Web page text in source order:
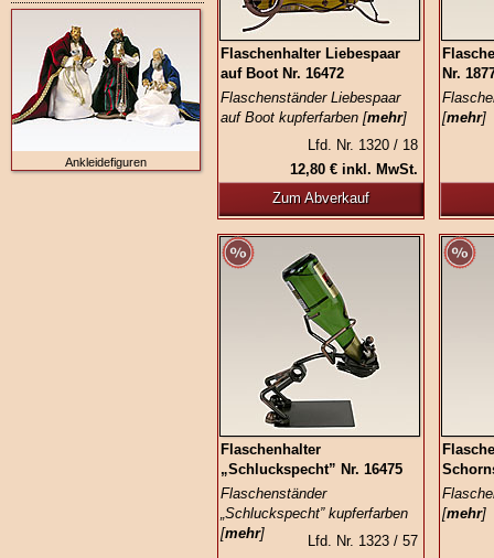
Ankleidefiguren
Flaschenhalter Liebespaar
auf Boot Nr. 16472
Flaschenständer Liebespaar
auf Boot kupferfarben [mehr]
Lfd. Nr. 1320 / 18
12,80 € inkl. MwSt.
Zum Abverkauf
Nr.
[mehr]
Flaschenhalter
„Schluckspecht” Nr. 16475
Flaschenständer
„Schluckspecht” kupferfarben
[mehr]
Lfd. Nr. 1323 / 57
[mehr]